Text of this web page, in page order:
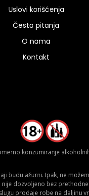
Uslovi korišćenja
Česta pitanja
O nama
Kontakt
konzumiranje
budu ažurni. Ipak, ne
dozvoljeno bez
prodaje robe na daljinu